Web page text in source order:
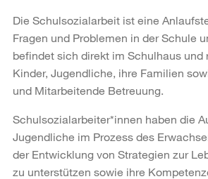
Die Schulsozialarbeit ist eine
Fragen und Problemen in der Schule
befindet sich direkt im Schulhaus und
Kinder, Jugendliche, ihre Familien
und Mitarbeitende Betreuung.
Schulsozialarbeiter*innen haben die
Jugendliche im Prozess des
der Entwicklung von Strategien zur
zu unterstützen sowie ihre